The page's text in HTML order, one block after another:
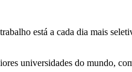
está a cada dia mais
universidades do mundo,